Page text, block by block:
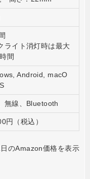
ライト消灯時は最大
間
Android, macO
無線、Bluetooth
円（税込）
のAmazon価格を表示